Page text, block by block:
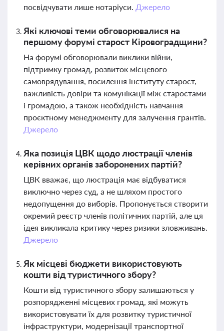
посвідчувати лише нотаріуси. Джерело
Які ключові теми обговорювалися на
першому форумі старост Кіровоградщини?
На форумі обговорювали виклики війни,
підтримку громад, розвиток місцевого
самоврядування, посилення інституту старост,
важливість довіри та комунікації між старостами
і громадою, а також необхідність навчання
проєктному менеджменту для залучення грантів.
Джерело
Яка позиція ЦВК щодо люстрації членів
керівних органів заборонених партій?
ЦВК вважає, що люстрація має відбуватися
виключно через суд, а не шляхом простого
недопущення до виборів. Пропонується створити
окремий реєстр членів політичних партій, але ця
ідея викликала критику через ризики зловживань.
Джерело
Як місцеві бюджети використовують
кошти від туристичного збору?
Кошти від туристичного збору залишаються у
розпорядженні місцевих громад, які можуть
використовувати їх для розвитку туристичної
інфраструктури, модернізації транспортної